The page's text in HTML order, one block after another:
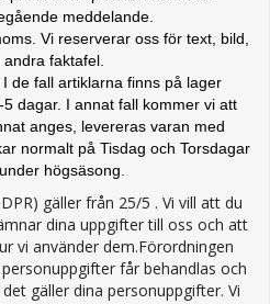
meddelande.
Vi reserverar oss för text, bild,
faktafel.
de fall artiklarna finns på lager
dagar. I annat fall kommer vi att
anges, levereras varan med
normalt på Tisdag och Torsdagar
högsäsong.
gäller från 25/5 . Vi vill att du
dina uppgifter till oss och att
vi använder dem.Förordningen
får behandlas och
gäller dina personuppgifter. Vi